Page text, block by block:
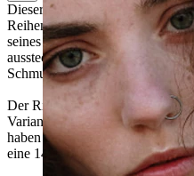
Dieser elegante gedrehte Ring
Reihen wunderschöner Steine
seines Twist-Ring-Designs lässt
ausstecken und eignet sich
Schmuckwechsel je nach
Der Ring gibt es in silber, gold
Varianten mit klaren Steinen
haben eine Platinbeschichtung,
eine 14-karätige